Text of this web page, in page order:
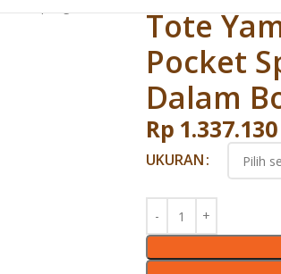
Tote
Pocket
Dalam
Rp 1.337.130
UKURAN